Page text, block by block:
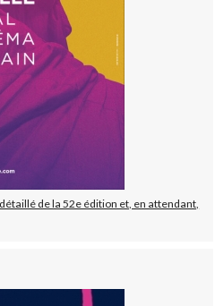
de la 52e édition et, en attendant,